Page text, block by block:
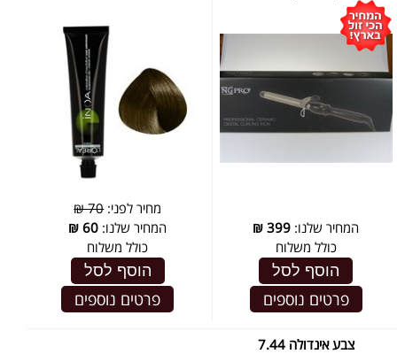
המחיר שלנו: 399
₪
כולל משלוח
הוסף לסל
פרטים נוספים
מחיר לפני:70 ₪
המחיר שלנו: 60
₪
כולל משלוח
הוסף לסל
פרטים נוספים
צבע אינדולה 7.44